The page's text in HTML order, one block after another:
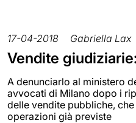
17-04-2018 Gabriella Lax
Vendite
A denunciarlo al ministero
avvocati di Milano dopo i
delle vendite pubbliche,
operazioni già previste